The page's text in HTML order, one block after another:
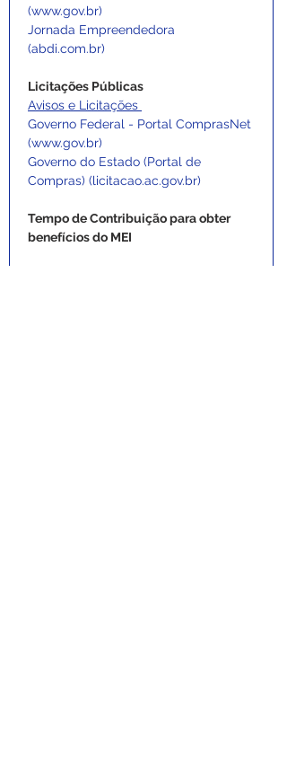
(www.gov.br)
Jornada Empreendedora
(abdi.com.br)
Licitações Públicas
Avisos e Licitações
Governo Federal - Portal ComprasNet
(www.gov.br)
Governo do Estado (Portal de
Compras) (licitacao.ac.gov.br)
Tempo de Contribuição para obter
benefícios do MEI